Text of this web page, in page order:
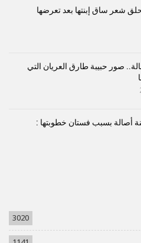
شعر ساق إبنتها بعد تعرضها
صور حبيبة طارق العريان التي
أصالة بسبب فستان خطوبتها :
3020